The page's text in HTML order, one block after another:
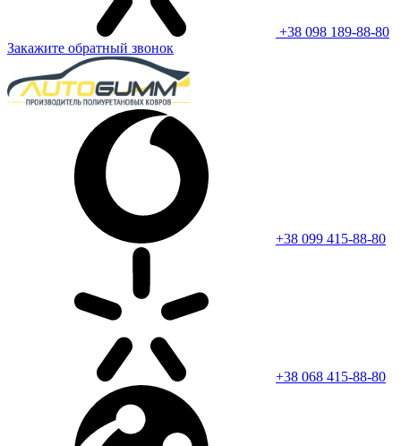
+38 098 189-88-80
Закажите обратный звонок
+38 099 415-88-80
+38 068 415-88-80